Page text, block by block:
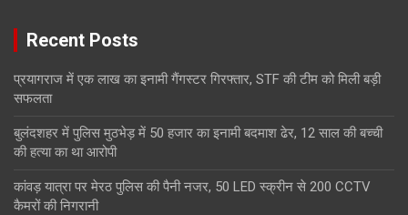
Recent Posts
प्रयागराज में एक लाख का इनामी गैंगस्टर गिरफ्तार, STF की टीम को मिली बड़ी
सफलता
बुलंदशहर में पुलिस मुठभेड़ में 50 हजार का इनामी बदमाश ढेर, 12 साल की बच्ची
की हत्या का था आरोपी
कांवड़ यात्रा पर मेरठ पुलिस की पैनी नजर, 50 LED स्क्रीन से 200 CCTV
कैमरों की निगरानी